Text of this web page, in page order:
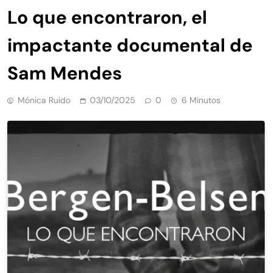
Lo que encontraron, el
impactante documental de
Sam Mendes
Mónica Ruido 03/10/2025 0 6 Minutos